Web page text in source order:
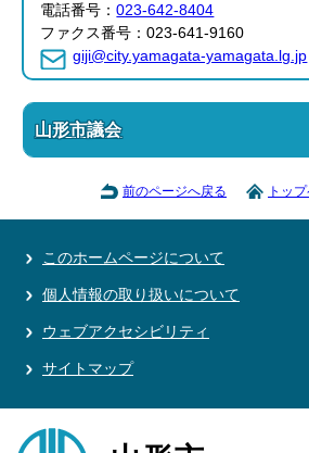
電話番号：023-642-8404
ファクス番号：023-641-9160
giji@city.yamagata-yamagata.lg.jp
山形市議会
前のページへ戻る トッ
このホームページについて
個人情報の取り扱いについて
ウェブアクセシビリティ
サイトマップ